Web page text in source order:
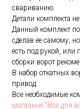
свариванию.
Детали комплекта
Данный комплект
сделав ее самому,
есть под рукой, или
сборки ворот
В набор откатных
привод.
Все необходимые
магазине "Все для